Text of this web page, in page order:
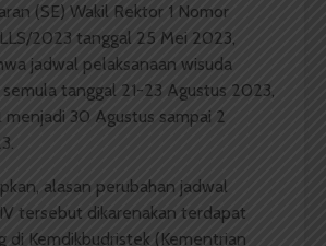
(SE) Wakil Rektor 1 Nomor
2023 tanggal 25 Mei 2023,
jadwal pelaksanaan wisuda
tanggal 21-23 Agustus 2023,
menjadi 30 Agustus sampai 2
alasan perubahan jadwal
tersebut dikarenakan terdapat
di Kemdikbudristek (Kementrian